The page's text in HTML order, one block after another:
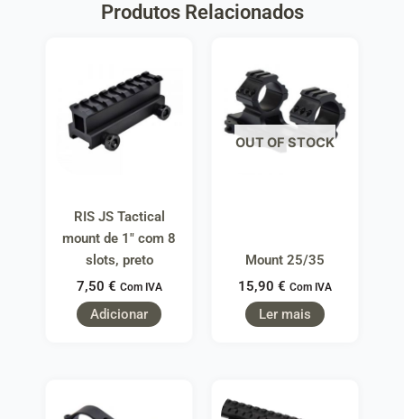
Produtos Relacionados
RIS JS Tactical
mount de 1″ com 8
slots, preto
7,50 € Com IVA
Adicionar
OUT OF STOCK
Mount 25/35
15,90 € Com IVA
Ler mais